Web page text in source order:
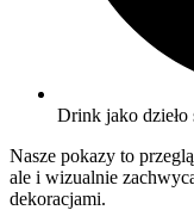
Drink jako dzieło
Nasze pokazy to
ale i wizualnie
dekoracjami.